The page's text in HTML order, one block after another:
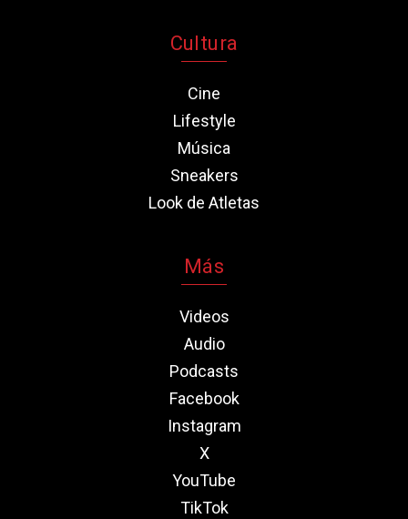
Cultura
Cine
Lifestyle
Música
Sneakers
Look de Atletas
Más
Videos
Audio
Podcasts
Facebook
Instagram
X
YouTube
TikTok